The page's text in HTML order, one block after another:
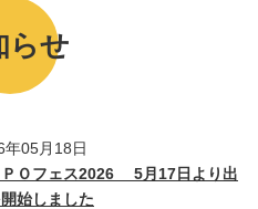
らせ
05月18日
ＰＯフェス2026 5月17日より出
始しました